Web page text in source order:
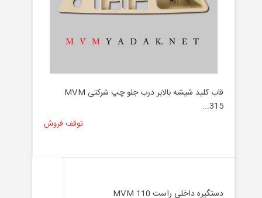
قاب کلید شیشه بالابر درب جلو چپ شرکتی MVM
315...
توقف فروش
دستگیره داخلی راست MVM 110